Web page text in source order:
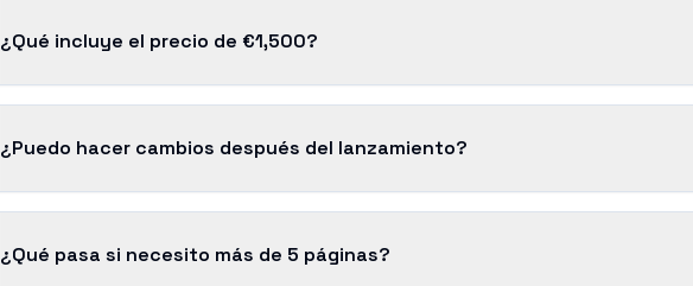
¿Qué incluye el precio de €1,500?
¿Puedo hacer cambios después del lanzamiento?
¿Qué pasa si necesito más de 5 páginas?